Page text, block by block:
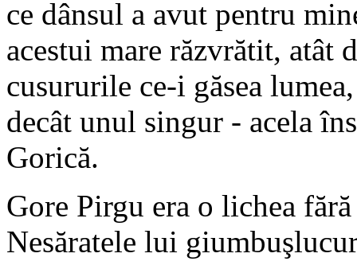
ce dânsul a avut pentru
acestui mare răzvrătit, atât
cusururile ce-i găsea
decât unul singur - acela
Gorică.
Gore Pirgu era o lichea
Nesăratele lui